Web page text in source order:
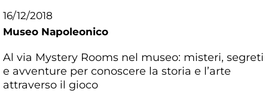
16/12/2018
Museo Napoleonico
Al via Mystery Rooms nel museo: misteri, segreti
e avventure per conoscere la storia e l’arte
attraverso il gioco